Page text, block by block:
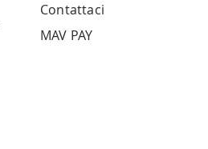
Contattaci
MAV PAY